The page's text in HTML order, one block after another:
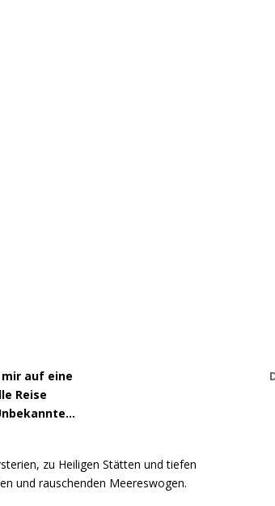
auf eine
Reise
zu Heiligen Stätten und tiefen
und rauschenden Meereswogen.